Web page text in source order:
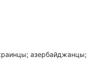
азербайджанцы;